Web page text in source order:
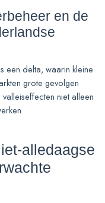
en de
een delta, waarin kleine
grote gevolgen
niet alleen
alledaagse